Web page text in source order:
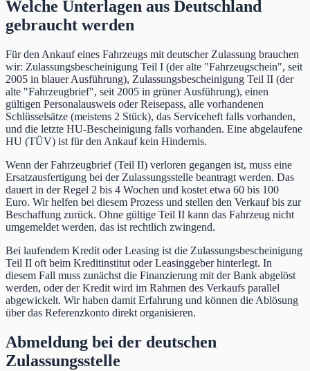
Welche Unterlagen aus Deutschland
gebraucht werden
Für den Ankauf eines Fahrzeugs mit deutscher Zulassung brauchen
wir: Zulassungsbescheinigung Teil I (der alte "Fahrzeugschein", seit
2005 in blauer Ausführung), Zulassungsbescheinigung Teil II (der
alte "Fahrzeugbrief", seit 2005 in grüner Ausführung), einen
gültigen Personalausweis oder Reisepass, alle vorhandenen
Schlüsselsätze (meistens 2 Stück), das Serviceheft falls vorhanden,
und die letzte HU-Bescheinigung falls vorhanden. Eine abgelaufene
HU (TÜV) ist für den Ankauf kein Hindernis.
Wenn der Fahrzeugbrief (Teil II) verloren gegangen ist, muss eine
Ersatzausfertigung bei der Zulassungsstelle beantragt werden. Das
dauert in der Regel 2 bis 4 Wochen und kostet etwa 60 bis 100
Euro. Wir helfen bei diesem Prozess und stellen den Verkauf bis zur
Beschaffung zurück. Ohne gültige Teil II kann das Fahrzeug nicht
umgemeldet werden, das ist rechtlich zwingend.
Bei laufendem Kredit oder Leasing ist die Zulassungsbescheinigung
Teil II oft beim Kreditinstitut oder Leasinggeber hinterlegt. In
diesem Fall muss zunächst die Finanzierung mit der Bank abgelöst
werden, oder der Kredit wird im Rahmen des Verkaufs parallel
abgewickelt. Wir haben damit Erfahrung und können die Ablösung
über das Referenzkonto direkt organisieren.
Abmeldung bei der deutschen
Zulassungsstelle